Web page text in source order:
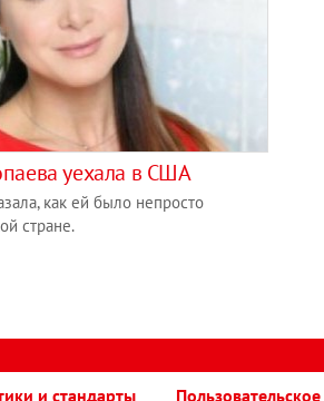
уехала в США
как ей было непросто
стране.
и стандарты